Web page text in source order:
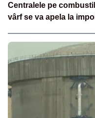
Centralele pe
vârf se va apela la